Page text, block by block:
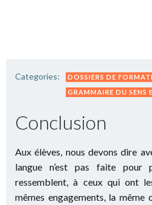
Categories:
DOSSIERS DE
GRAMMAIRE DU SENS
Conclusion
Aux élèves, nous devons dire
langue n’est pas faite
ressemblent, à ceux qui ont
mêmes engagements, la